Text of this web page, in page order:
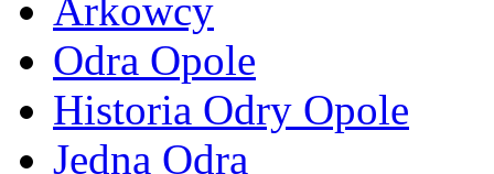
Arkowcy
Odra Opole
Historia Odry Opole
Jedna Odra